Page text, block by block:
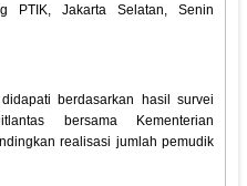
PTIK, Jakarta Selatan, Senin
berdasarkan hasil survei
bersama Kementerian
realisasi jumlah pemudik